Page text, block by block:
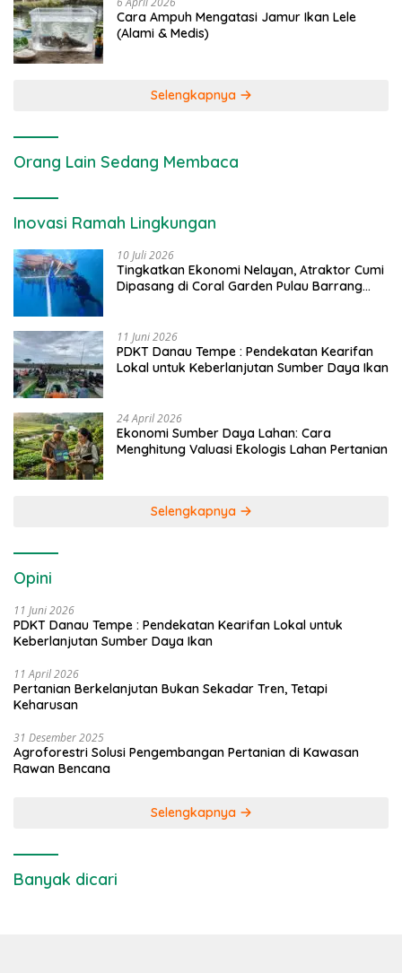
Cara Ampuh Mengatasi Jamur Ikan Lele
(Alami & Medis)
Selengkapnya
Orang Lain Sedang Membaca
Inovasi Ramah Lingkungan
10 Juli 2026
Tingkatkan Ekonomi Nelayan, Atraktor Cumi
Dipasang di Coral Garden Pulau Barrang
11 Juni 2026
PDKT Danau Tempe : Pendekatan Kearifan
Lokal untuk Keberlanjutan Sumber Daya Ikan
24 April 2026
Ekonomi Sumber Daya Lahan: Cara
Menghitung Valuasi Ekologis Lahan Pertanian
Selengkapnya
Opini
11 Juni 2026
PDKT Danau Tempe : Pendekatan Kearifan Lokal untuk
Keberlanjutan Sumber Daya Ikan
11 April 2026
Pertanian Berkelanjutan Bukan Sekadar Tren, Tetapi
Keharusan
31 Desember 2025
Agroforestri Solusi Pengembangan Pertanian di Kawasan
Rawan Bencana
Selengkapnya
Banyak dicari